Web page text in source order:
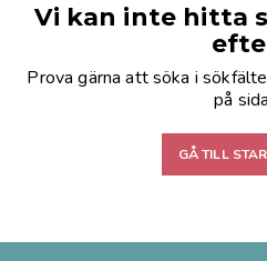
Vi kan inte hitta
Prova gärna att söka i
på
GÅ TILL